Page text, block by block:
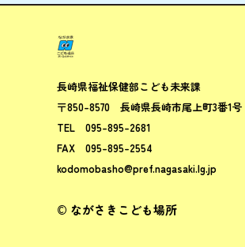
長崎県福祉保健部こども未来課
〒850-8570 長崎県長崎市尾上町3番1号
TEL 095-895-2681
FAX 095-895-2554
kodomobasho@pref.nagasaki.lg.jp
© ながさきこども場所